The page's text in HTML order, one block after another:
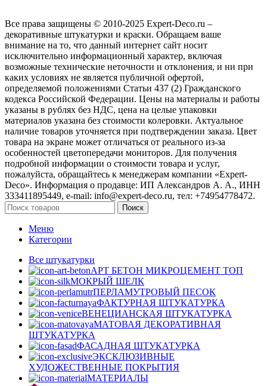
Все права защищены © 2010-2025 Expert-Deco.ru –
декоративные штукатурки и краски. Обращаем ваше
внимание на то, что данный интернет сайт носит
исключительно информационный характер, включая
возможные технические неточности и отклонения, и ни при
каких условиях не является публичной офертой,
определяемой положениями Статьи 437 (2) Гражданского
кодекса Российской Федерации. Цены на материалы и работы
указаны в рублях без НДС, цена на целые упаковки
материалов указана без стоимости колеровки. Актуальное
наличие товаров уточняется при подтверждении заказа. Цвет
товара на экране может отличаться от реального из‑за
особенностей цветопередачи мониторов. Для получения
подробной информации о стоимости товара и услуг,
пожалуйста, обращайтесь к менеджерам компании «Expert-
Deco». Информация о продавце: ИП Александров А. А., ИНН
333411895449, e-mail: info@expert-deco.ru, тел: +74954778472.
Поиск
Меню
Категории
Все штукатурки
АРТ БЕТОН МИКРОЦЕМЕНТ ТОП
МОКРЫЙ ШЕЛК
ПЕРЛАМУТРОВЫЙ ПЕСОК
ФАКТУРНАЯ ШТУКАТУРКА
ВЕНЕЦИАНСКАЯ ШТУКАТУРКА
МАТОВАЯ ДЕКОРАТИВНАЯ
ШТУКАТУРКА
ФАСАДНАЯ ШТУКАТУРКА
ЭКСКЛЮЗИВНЫЕ
ХУДОЖЕСТВЕННЫЕ ПОКРЫТИЯ
МАТЕРИАЛЫ